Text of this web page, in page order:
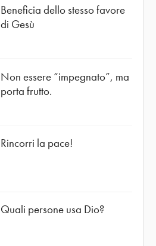
Beneficia dello stesso favore
di Gesù
Non essere “impegnato”, ma
porta frutto.
Rincorri la pace!
Quali persone usa Dio?